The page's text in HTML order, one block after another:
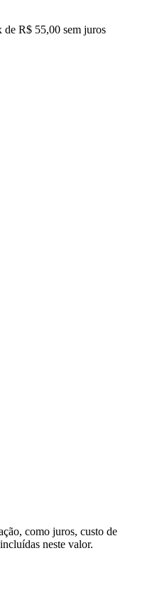
de R$ 55,00 sem juros
como juros, custo de
neste valor.